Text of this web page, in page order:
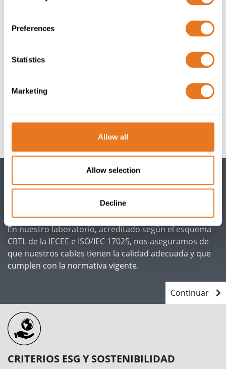
Preferences
Statistics
Marketing
Allow all
Allow selection
Decline
Volver al Resumen
Cable CSA 22.2 Núm. 210-11
Otras Normas
THE CABLE LAB
En nuestro laboratorio, acreditado según el esquema
CBTL de la IECEE e ISO/IEC 17025, nos aseguramos de
que nuestros cables tienen la calidad adecuada y que
cumplen con la normativa vigente.
Continuar
CRITERIOS ESG Y SOSTENIBILIDAD